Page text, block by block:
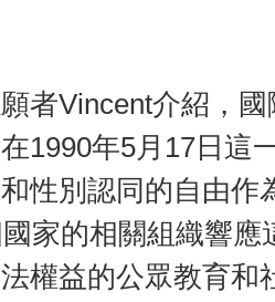
者Vincent介紹，
1990年5月17日這
性別認同的自由
家的相關組織響
權益的公眾教育